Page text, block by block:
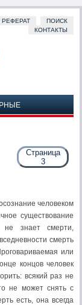
РЕФЕРАТ
ПОИСК
КОНТАКТЫ
Страница
3
человеком
существование
не знает смерти,
смерть
или
концов человек
всякий раз не
не может снять с
есть, она всегда